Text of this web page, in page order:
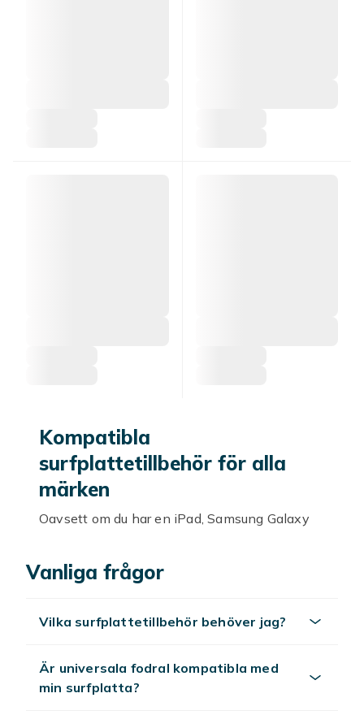
Kompatibla
surfplattetillbehör för alla
märken
Oavsett om du har en iPad, Samsung Galaxy
förbättrar din upplevelse. Hos Fyndiq hittar du
surfplattetillbehör för alla populära märken
Kompatibla fodral och skal
Vanliga frågor
Vilka surfplattetillbehör behöver jag?
Är universala fodral kompatibla med
min surfplatta?